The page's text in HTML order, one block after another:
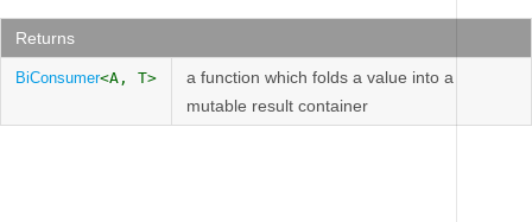
Returns
BiConsumer<A, T>
a function which folds a value into a
mutable result container